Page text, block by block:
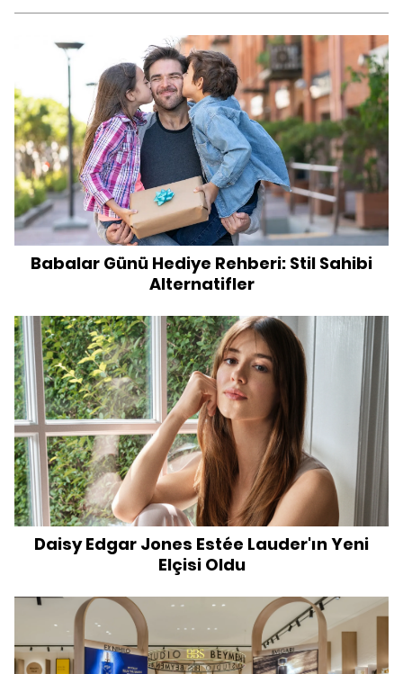
Babalar Günü Hediye Rehberi: Stil Sahibi
Alternatifler
Daisy Edgar Jones Estée Lauder'ın Yeni
Elçisi Oldu